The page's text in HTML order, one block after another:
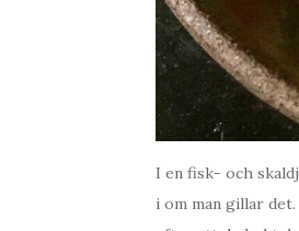
I en fisk- och
i om man gillar